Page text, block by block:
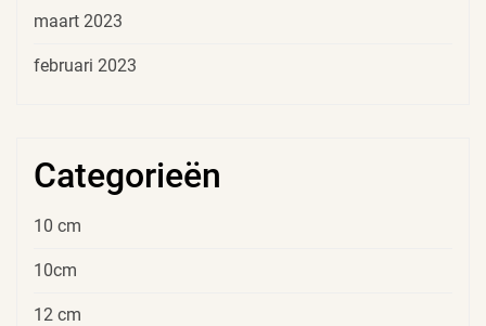
maart 2023
februari 2023
Categorieën
10 cm
10cm
12 cm